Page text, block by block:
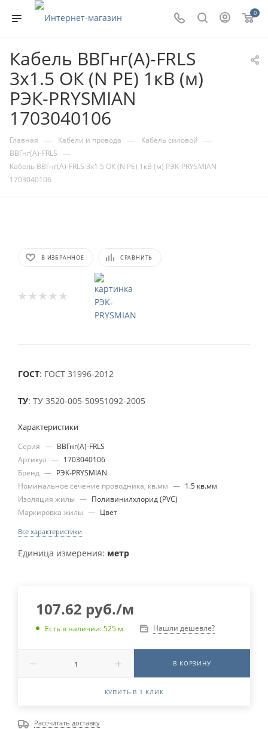
0
Кабель ВВГнг(А)-FRLS
3х1.5 ОК (N PE) 1кВ (м)
РЭК-PRYSMIAN
1703040106
Главная — Кабели и провода — Кабель силовой —
ВВГнг(А)-FRLS —
Кабель ВВГнг(А)-FRLS 3х1.5 ОК (N PE) 1кВ (м) РЭК-PRYSMIAN
1703040106
В ИЗБРАННОЕ СРАВНИТЬ
ГОСТ: ГОСТ 31996-2012
ТУ: ТУ 3520-005-50951092-2005
Характеристики
Серия — ВВГнг(А)-FRLS
Артикул — 1703040106
Бренд — РЭК-PRYSMIAN
Номинальное сечение проводника, кв.мм — 1.5 кв.мм
Изоляция жилы — Поливинилхлорид (PVC)
Маркировка жилы — Цвет
Все характеристики
Единица измерения: метр
107.62 руб./м
Есть в наличии: 525 м Нашли дешевле?
В КОРЗИНУ
КУПИТЬ В 1 КЛИК
Рассчитать доставку